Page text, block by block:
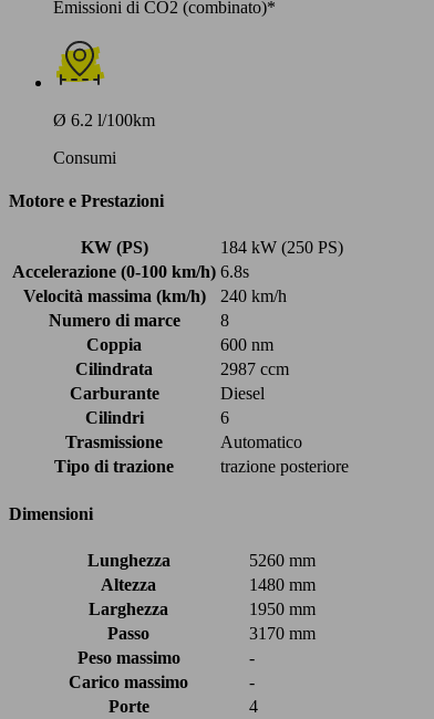
Emissioni di CO2 (combinato)*
Ø 6.2 l/100km
Consumi
Motore e Prestazioni
KW (PS)
184 kW (250 PS)
Accelerazione (0-100 km/h) 6.8s
Velocità massima (km/h)
240 km/h
Numero di marce
8
Coppia
600 nm
Cilindrata
2987 ccm
Carburante
Diesel
Cilindri
6
Trasmissione
Automatico
Tipo di trazione
trazione posteriore
Dimensioni
Lunghezza
5260 mm
Altezza
1480 mm
Larghezza
1950 mm
Passo
3170 mm
Peso massimo
-
Carico massimo
-
Porte
4